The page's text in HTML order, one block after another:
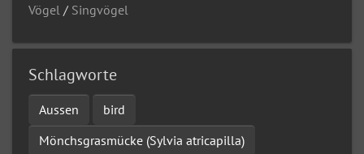
Vögel / Singvögel
Schlagworte
Aussen
bird
Mönchsgrasmücke (Sylvia atricapilla)